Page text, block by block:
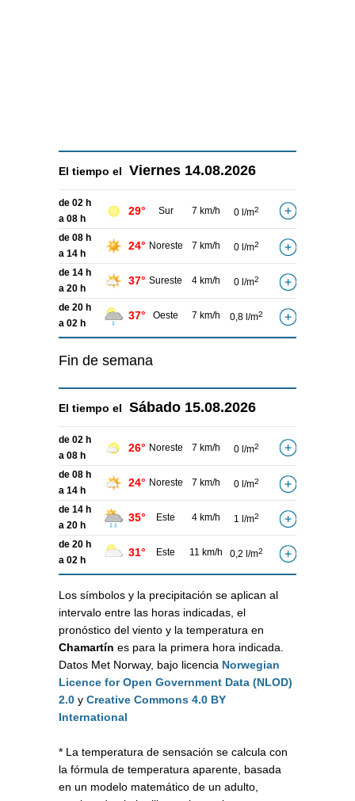
El tiempo el Viernes 14.08.2026
de 02 h
a 08 h
29° Sur 7 km/h 0 l/m2
de 08 h
a 14 h
24° Noreste 7 km/h 0 l/m2
de 14 h
a 20 h
37° Sureste 4 km/h 0 l/m2
de 20 h
a 02 h
37° Oeste 7 km/h 0,8 l/m2
Fin de semana
El tiempo el Sábado 15.08.2026
de 02 h
a 08 h
26° Noreste 7 km/h 0 l/m2
de 08 h
a 14 h
24° Noreste 7 km/h 0 l/m2
de 14 h
a 20 h
35° Este 4 km/h 1 l/m2
de 20 h
a 02 h
31° Este 11 km/h 0,2 l/m2
Los símbolos y la precipitación se aplican al
intervalo entre las horas indicadas, el
pronóstico del viento y la temperatura en
Chamartín es para la primera hora indicada.
Datos Met Norway, bajo licencia Norwegian
Licence for Open Government Data (NLOD)
2.0 y Creative Commons 4.0 BY
International
* La temperatura de sensación se calcula con
la fórmula de temperatura aparente, basada
en un modelo matemático de un adulto,